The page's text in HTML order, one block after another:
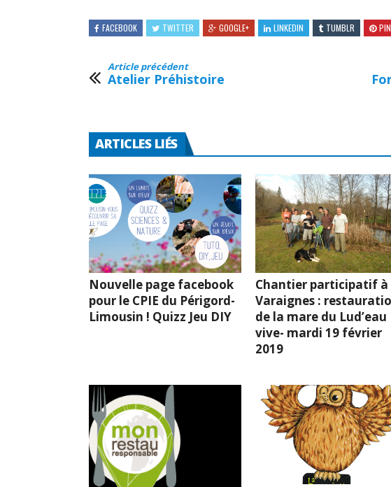
FACEBOOK TWITTER GOOGLE+ LINKEDIN TUMBLR
Article précédent
Atelier Préhistoire
ARTICLES LIÉS
Nouvelle page facebook
pour le CPIE du Périgord-
Limousin ! Quizz Jeu DIY
Chantier participatif à
Varaignes :
de la mare du Lud’eau
vive- mardi 19 février
2019